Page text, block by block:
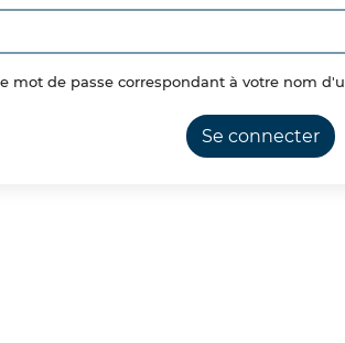
mot de passe correspondant à votre nom